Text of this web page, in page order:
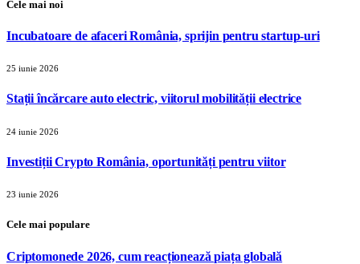
Cele mai noi
Incubatoare de afaceri România, sprijin pentru startup-uri
25 iunie 2026
Stații încărcare auto electric, viitorul mobilității electrice
24 iunie 2026
Investiții Crypto România, oportunități pentru viitor
23 iunie 2026
Cele mai populare
Criptomonede 2026, cum reacționează piața globală